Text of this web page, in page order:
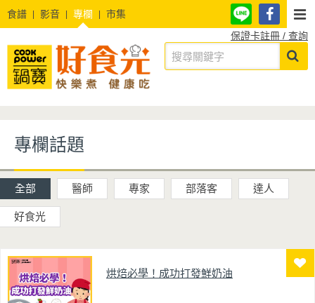
食譜 影音 專欄
市集
保證卡註冊 / 查詢
專欄話題
全部 醫師 專家 部落客 達人
好食光
烘焙必學！成功打發鮮奶油